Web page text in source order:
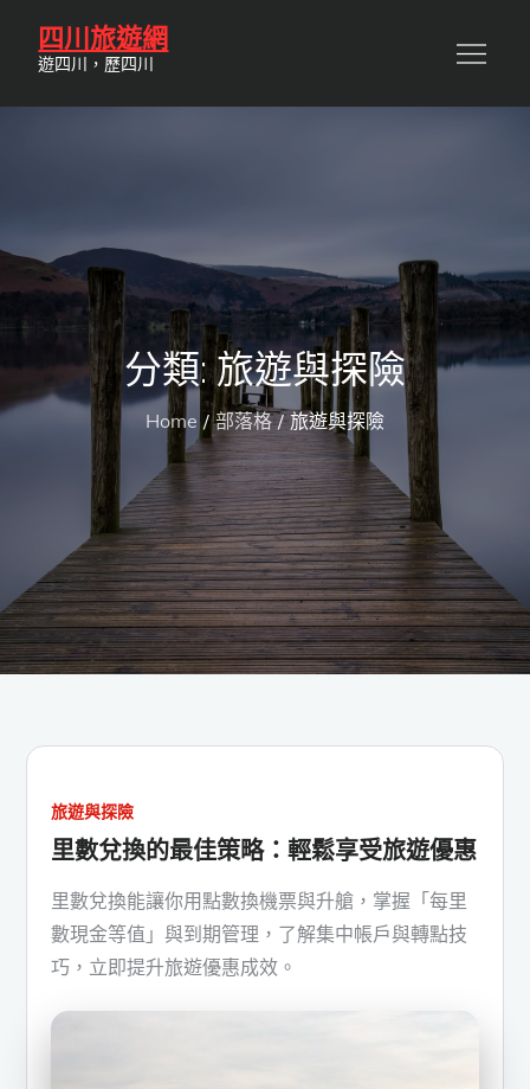
四川旅遊網
遊四川，歷四川
分類:旅遊與探險
Home 部落格 旅遊與探險
旅遊與探險
里數兌換的最佳策略：輕鬆享受旅遊優惠
里數兌換能讓你用點數換機票與升艙，掌握「每里
數現金等值」與到期管理，了解集中帳戶與轉點技
巧，立即提升旅遊優惠成效。